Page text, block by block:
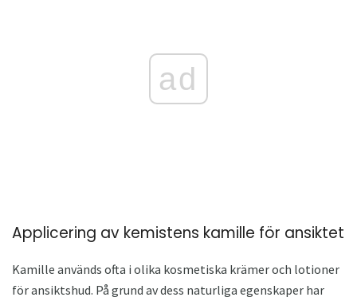
ad
Applicering av kemistens kamille för ansiktet
Kamille används ofta i olika kosmetiska krämer och lotioner
för ansiktshud. På grund av dess naturliga egenskaper har